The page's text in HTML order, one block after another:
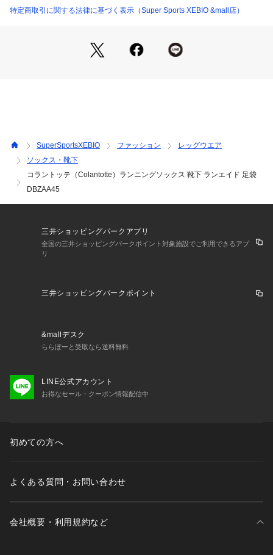
●足首サポート:テーピング構造で足首を固定し左右のブレを抑
●甲前部エアメッシュ
●滑り止めシリコンラバー
●ランニングに特化した快適設計:甲前部分をエアメッシュ仕様
にすることで通気性を保ち群れを軽減します。足裏のシリコン
ラバーによりグリップ性が高くなり靴との滑りを抑制します。
にサイズなどご確認をお願いします。
※一部商品において弊社カラー表記がメーカーカラー表記と異
なる場合があります。
※掲載の価格・製品のパッケージ・デザイン・仕様について、
Super Sports XEBIO 靴下 くつ下 くつした シューズ小物 ア
クセサリー ソックス needtf
特定商取引に関する法律に基づく表示（Super Sports XEBIO &mall店）
SuperSportsXEBIO ファッション
レッグウエア
ソックス・靴下
コラントッテ（Colantotte）ランニングソックス 靴下 ランエイド 足袋
DBZAA45
三井ショッピングパークアプリ
全国の三井ショッピングパークポイント対象施設でご利用できるアプ
リ
三井ショッピングパークポイント
&mallデスク
ららぽーと受取なら送料無料
LINE公式アカウント
お得なセール・クーポン情報配信中
初めての方へ
よくある質問・お問い合わせ
会社概要・利用規約など